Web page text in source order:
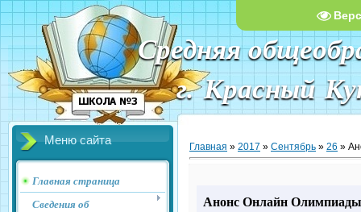
Средняя
г. Красный
Меню сайта
Главная страница
Сведения об
Главная » 2017 » Сентябрь » 26 »
Анонс Онлайн Олимпиады